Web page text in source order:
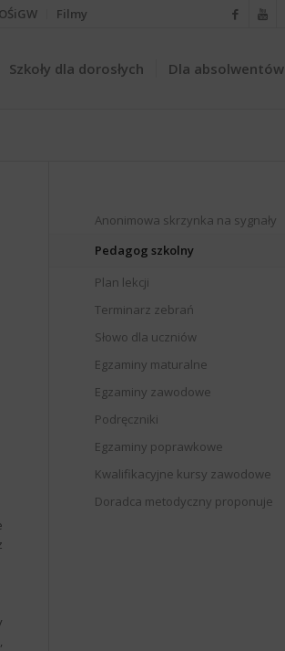
Filmy
Szkoły dla dorosłych Dla absolwentów
Anonimowa skrzynka na sygnały
Pedagog szkolny
Plan lekcji
Terminarz zebrań
Słowo dla uczniów
Egzaminy maturalne
Egzaminy zawodowe
Podręczniki
Egzaminy poprawkowe
Kwalifikacyjne kursy zawodowe
Doradca metodyczny proponuje